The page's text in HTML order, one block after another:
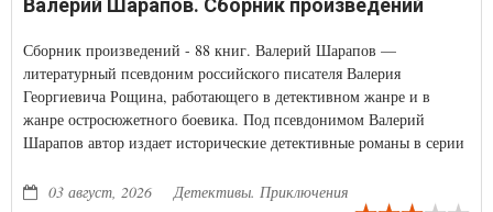
Валерий Шарапов. Сборник произведений
Сборник произведений - 88 книг. Валерий Шарапов —
литературный псевдоним российского писателя Валерия
Георгиевича Рощина, работающего в детективном жанре и в
жанре остросюжетного боевика. Под псевдонимом Валерий
Шарапов автор издает исторические детективные романы в серии
03 август, 2026
Детективы. Приключения